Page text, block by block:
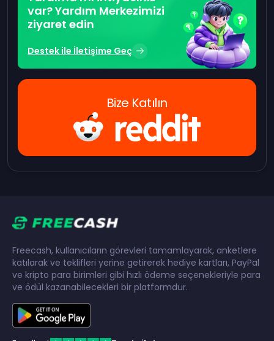
var? Yardım Merkezimizi
ziyaret edin
Destek ile İletişime Geç
Bize Katılın
Freecash, kullanıcıların görevleri tamamlayarak, anketlere
katılarak ve teklifleri yerine getirerek hediye kartları, PayPal
ve kripto para birimleri gibi hızlı ödeme seçenekleriyle para
ve ödül kazanabilecekleri bir platformdur.